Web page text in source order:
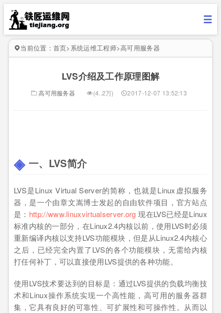
当前位置： 首页> 系统运维工程师>高可用服务器
LVS介绍及工作原理图解
高可用服务器 (4..2万) 2017-12-07 13:52:13
一、LVS简介
LVS是Linux Virtual Server的简称，也就是Linux虚拟服务
器，是一个由章文嵩博士发起的自由软件项目，官方站点
是： http://www.linuxvirtualserver.org 现在LVS已经是Linux
标准内核的一部分，在Linux2.4内核以前，使用LVS时必须
重新编译内核以支持LVS功能模块，但是从Linux2.4内核心
之后，已经完全内置了LVS的各个功能模块，无需给内核
打任何补丁，可以直接使用LVS提供的各种功能。
使用LVS技术要达到的目标是：通过LVS提供的负载均衡技
术和Linux操作系统实现一个高性能，高可用的服务器群
集，它具有良好的可靠性、可扩展性和可操作性。从而以